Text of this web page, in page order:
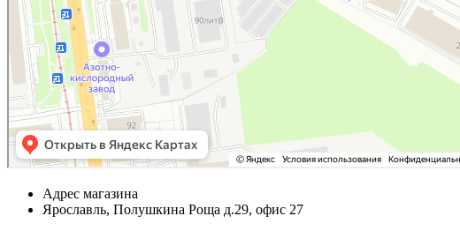
Адрес магазина
Ярославль, Полушкина Роща д.29, офис 27